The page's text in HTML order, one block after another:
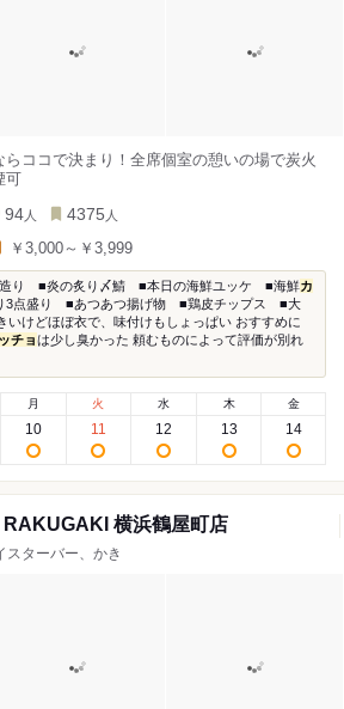
らココで決まり！全席個室の憩いの場で炭火
可
94 人 4375 人
￥3,000～￥3,999
造り ■炎の炙り〆鯖 ■本日の海鮮ユッケ ■海鮮カ
3点盛り ■あつあつ揚げ物 ■鶏皮チップス ■大
いけどほぼ衣で、味付けもしょっぱい おすすめに
チョは少し臭かった 頼むものによって評価が別れ
月
10
火
11
水
12
木
13
金
14
横浜鶴屋町店
スターバー、かき